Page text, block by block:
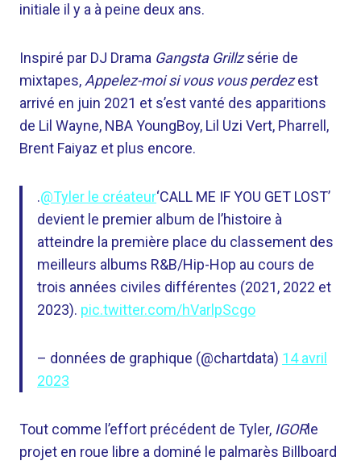
initiale il y a à peine deux ans.
Inspiré par DJ Drama Gangsta Grillzsérie de
mixtapes, Appelez-moi si vous vous perdezest
arrivé en juin 2021 et s’est vanté des apparitions
de Lil Wayne, NBA YoungBoy, Lil Uzi Vert, Pharrell,
Brent Faiyaz et plus encore.
.@Tyler le créateur‘CALL ME IF YOU GET LOST’
devient le premier album de l’histoire à
atteindre la première place du classement des
meilleurs albums R&B/Hip-Hop au cours de
trois années civiles différentes (2021, 2022 et
2023). pic.twitter.com/hVarlpScgo
– données de graphique (@chartdata) 14 avril
2023
Tout comme l’effort précédent de Tyler, IGORle
projet en roue libre a dominé le palmarès Billboard